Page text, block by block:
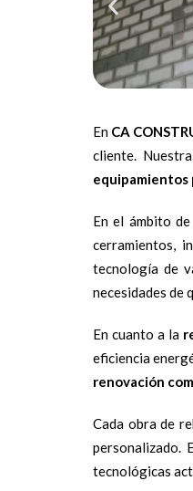
En CA
cliente.
equipamientos
En el ámbito
cerramientos,
tecnología de
necesidades de
En cuanto a la
eficiencia
renovación
Cada obra de
personalizado.
tecnológicas